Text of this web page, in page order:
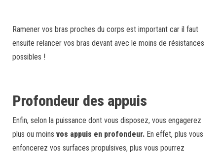
Ramener vos bras proches du corps est important car il faut
ensuite relancer vos bras devant avec le moins de résistances
possibles !
Profondeur des appuis
Enfin, selon la puissance dont vous disposez, vous engagerez
plus ou moins vos appuis en profondeur. En effet, plus vous
enfoncerez vos surfaces propulsives, plus vous pourrez